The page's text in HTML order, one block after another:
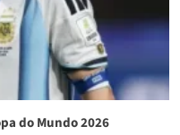
do Mundo 2026